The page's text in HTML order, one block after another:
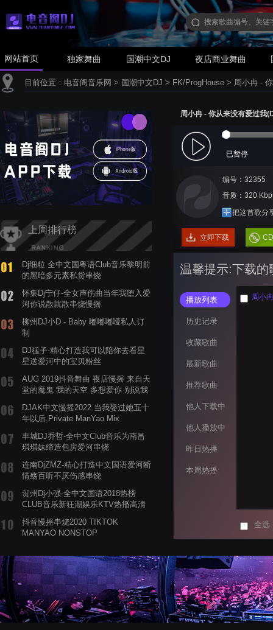
网站首页 独家舞曲 国潮中文DJ 夜店商业舞曲
目前位置： 电音阁音乐网 > 国潮中文DJ > FK/ProgHouse > 周小冉 -
上周排行榜
Dj细粒 全中文国粤语Club音乐黎明前
的黑暗多元素私货串烧
怀集Dj宁仔-全女声伤曲当年我堕入爱
河你说散就散串烧慢摇
柳州DJ小D - Baby 嘟嘟嘟哑私人订
制
DJ猛子-精心打造我可以陪你去看星
星送爱河中的宝贝粉丝
AUG 2019抖音舞曲 夜店慢摇 来自天
堂的魔鬼 我的天空 多想爱你 别说我
DJAK中文慢摇2022 当我娶过她五十
年以后,Private ManYao Mix
丰城DJ乔哲-全中文Club音乐为南昌
琪琪妹缔造包房爱河串烧
连南DjZMZ-精心打造中文国语爱河断
情殇百听不厌伤感串烧
贺州Dj小强-全中文国语2018热榜
CLUB音乐新狂潮娱乐KTV热播高清
抖音慢摇串烧2020 TIKTOK
MANYAO NONSTOP
蝉爸爸妈妈爱存在夏天的风是想你的
声音啊
周小冉 - 你从来没有爱过我
已暂停
编号：32355
音质：320
把这首歌分
立即下载
温馨提示:下载的
播放列表
历史记录
收藏歌曲
最新歌曲
推荐歌曲
他人下载中
他人播放中
昨日热播
本周热播
周小
全选